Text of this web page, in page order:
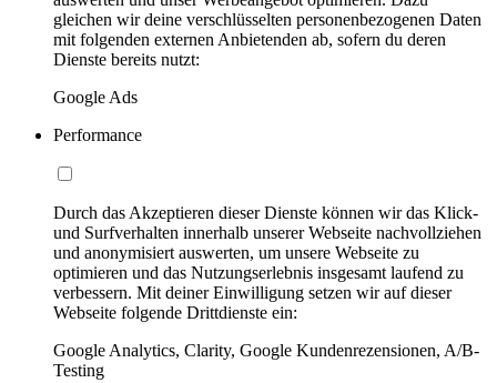
gleichen wir deine verschlüsselten personenbezogenen Daten
mit folgenden externen Anbietenden ab, sofern du deren
Dienste bereits nutzt:
Google Ads
Performance
Durch das Akzeptieren dieser Dienste können wir das Klick-
und Surfverhalten innerhalb unserer Webseite nachvollziehen
und anonymisiert auswerten, um unsere Webseite zu
optimieren und das Nutzungserlebnis insgesamt laufend zu
verbessern. Mit deiner Einwilligung setzen wir auf dieser
Webseite folgende Drittdienste ein:
Google Analytics, Clarity, Google Kundenrezensionen, A/B-
Testing